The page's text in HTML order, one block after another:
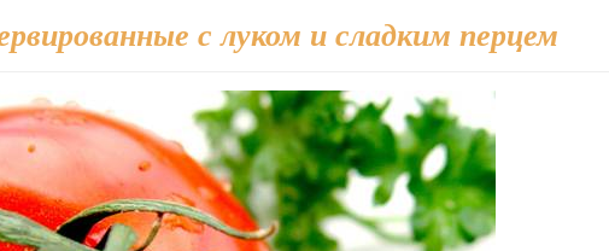
с луком и сладким перцем